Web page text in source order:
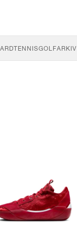
TENNISGOLFARKIV